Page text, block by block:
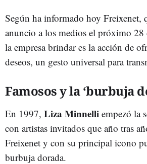
Según ha informado hoy Freixenet,
anuncio a los medios el próximo 28
la empresa brindar es la acción de
deseos, un gesto universal para
Famosos y la ‘burbuja
En 1997, Liza Minnelli empezó la
con artistas invitados que año tras
Freixenet y con su principal icono
burbuja dorada.